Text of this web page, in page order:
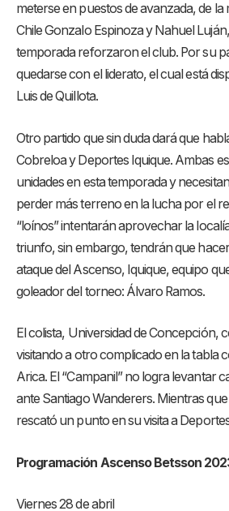
meterse en puestos de avanzada, de la
Chile Gonzalo Espinoza y Nahuel
temporada reforzaron el club. Por su
quedarse con el liderato, el cual está
Luis de Quillota.
Otro partido que sin duda dará que
Cobreloa y Deportes Iquique. Ambas
unidades en esta temporada y
perder más terreno en la lucha por el
“loínos” intentarán aprovechar la
triunfo, sin embargo, tendrán que
ataque del Ascenso, Iquique, equipo
goleador del torneo: Álvaro Ramos.
El colista, Universidad de Concepción,
visitando a otro complicado en la tabla
Arica. El “Campanil” no logra levantar
ante Santiago Wanderers. Mientras
rescató un punto en su visita a
Programación Ascenso Betsson
Viernes 28 de abril